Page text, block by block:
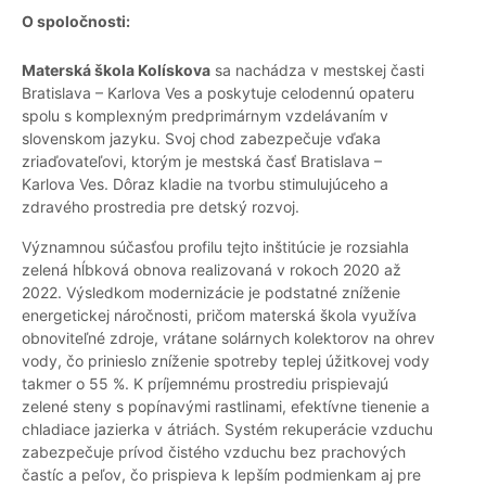
O spoločnosti:
Materská škola Kolískova sa nachádza v mestskej časti
Bratislava – Karlova Ves a poskytuje celodennú opateru
spolu s komplexným predprimárnym vzdelávaním v
slovenskom jazyku. Svoj chod zabezpečuje vďaka
zriaďovateľovi, ktorým je mestská časť Bratislava –
Karlova Ves. Dôraz kladie na tvorbu stimulujúceho a
zdravého prostredia pre detský rozvoj.
Významnou súčasťou profilu tejto inštitúcie je rozsiahla
zelená hĺbková obnova realizovaná v rokoch 2020 až
2022. Výsledkom modernizácie je podstatné zníženie
energetickej náročnosti, pričom materská škola využíva
obnoviteľné zdroje, vrátane solárnych kolektorov na ohrev
vody, čo prinieslo zníženie spotreby teplej úžitkovej vody
takmer o 55 %. K príjemnému prostrediu prispievajú
zelené steny s popínavými rastlinami, efektívne tienenie a
chladiace jazierka v átriách. Systém rekuperácie vzduchu
zabezpečuje prívod čistého vzduchu bez prachových
častíc a peľov, čo prispieva k lepším podmienkam aj pre